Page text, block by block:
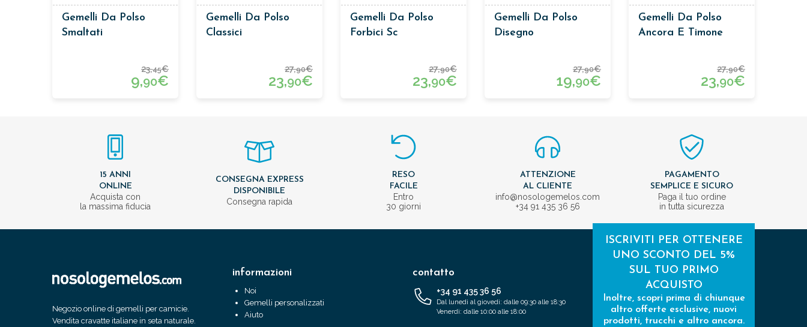
Gemelli Da Polso
Smaltati
23,45€
9,90€
Gemelli Da Polso
Classici
27,90€
23,90€
Gemelli Da Polso
Forbici Sc
27,90€
23,90€
Gemelli Da Polso
Disegno
27,90€
19,90€
Gemelli Da Polso
Ancora E Timone
27,90€
23,90€
15 ANNI
ONLINE
Acquista con
la massima fiducia
CONSEGNA EXPRESS
DISPONIBILE
Consegna rapida
RESO
FACILE
Entro
30 giorni
ATTENZIONE
AL CLIENTE
info@nosologemelos.com
+34 91 435 36 56
PAGAMENTO
SEMPLICE E SICURO
Paga il tuo ordine
in tutta sicurezza
Negozio online di gemelli per camicie.
Vendita cravatte italiane in seta naturale.
informazioni
Noi
Gemelli personalizzati
Aiuto
contatto
+34 91 435 36 56
Dal lunedì al giovedì: dalle 09:30 alle 18:30
Venerdì: dalle 10:00 alle 18:00
ISCRIVITI PER OTTENERE
UNO SCONTO DEL 5%
SUL TUO PRIMO
ACQUISTO
Inoltre, scopri prima di chiunque
altro offerte esclusive, nuovi
prodotti, trucchi e altro ancora.